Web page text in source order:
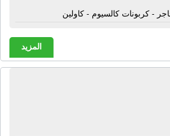
- كربونات كالسيوم - كاولين
المزيد